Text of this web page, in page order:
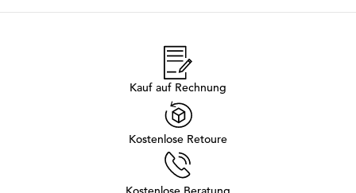
Kauf auf Rechnung
Kostenlose Retoure